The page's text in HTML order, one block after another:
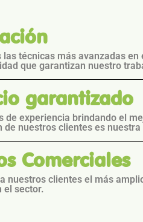
las técnicas más avanzadas
que garantizan nuestro
garantizado
de experiencia brindando el
de nuestros clientes es
Comerciales
nuestros clientes el más
el sector.